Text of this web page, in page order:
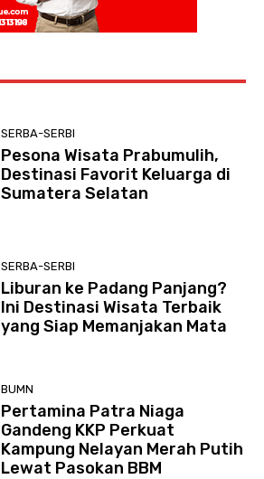
SERBA-SERBI
Pesona Wisata Prabumulih,
Destinasi Favorit Keluarga di
Sumatera Selatan
SERBA-SERBI
Liburan ke Padang Panjang?
Ini Destinasi Wisata Terbaik
yang Siap Memanjakan Mata
BUMN
Pertamina Patra Niaga
Gandeng KKP Perkuat
Kampung Nelayan Merah Putih
Lewat Pasokan BBM